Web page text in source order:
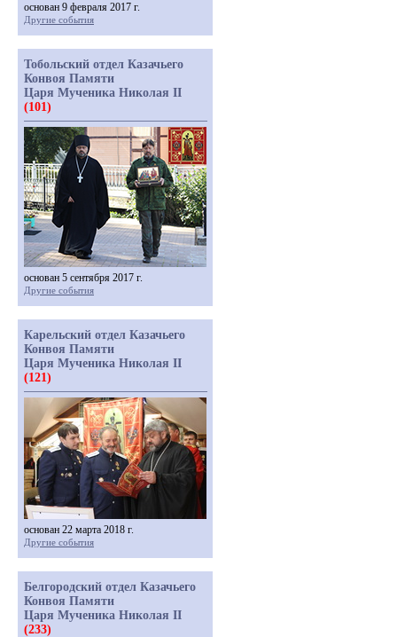
основан 9 февраля 2017 г.
Другие события
Тобольский отдел Казачьего
Конвоя Памяти
Царя Мученика Николая II
(101)
основан 5 сентября 2017 г.
Другие события
Карельский отдел Казачьего
Конвоя Памяти
Царя Мученика Николая II
(121)
основан 22 марта 2018 г.
Другие события
Белгородский отдел Казачьего
Конвоя Памяти
Царя Мученика Николая II
(233)